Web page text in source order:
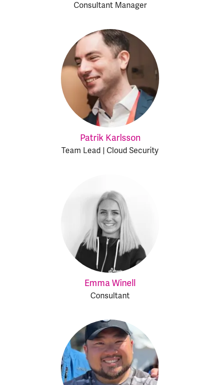
Consultant Manager
Patrik Karlsson
Team Lead | Cloud Security
Emma Winell
Consultant